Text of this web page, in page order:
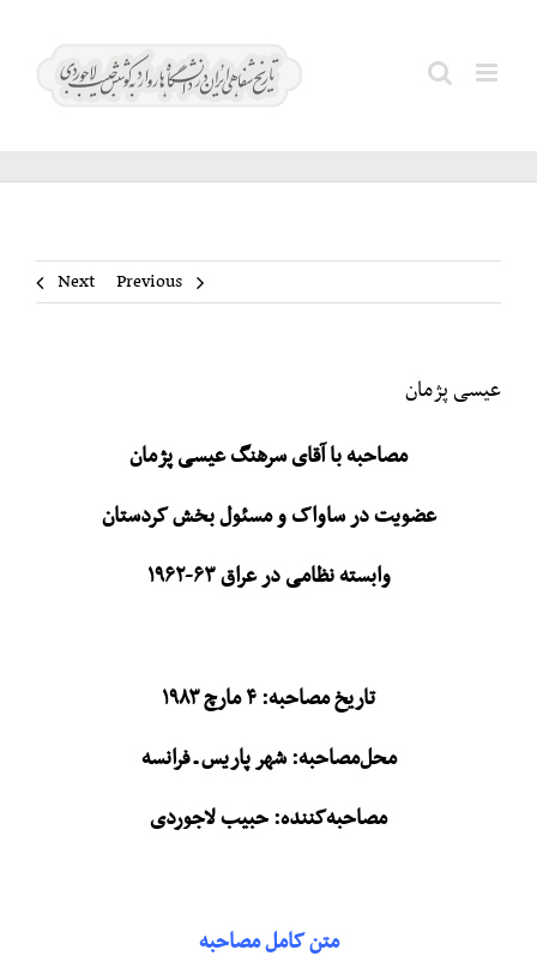
عیسی
Previous
Next
عیسی پژمان
مصاحبه با آقای سرهنگ عیسی پژمان
عضویت در ساواک و مسئول بخش کردستان
وابسته نظامی در عراق ۶۳-۱۹۶۲
تاریخ مصاحبه: ۴ مارچ ۱۹۸۳
محل‌مصاحبه: شهر پاریس ـ فرانسه
مصاحبه‌کننده: حبیب لاجوردی
متن کامل مصاحبه